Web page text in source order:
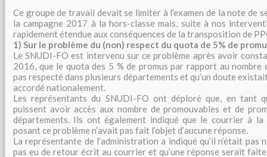
Ce groupe de travail devait se limiter à l’examen de la note de
la campagne 2017 à la hors-classe mais, suite à nos
rapidement étendue aux conséquences de la transposition de
1) Sur le problème du (non) respect du quota de 5% de
Le SNUDI-FO est intervenu sur ce problème après avoir
2016, que le quota des 5 % de promus par rapport au nombre
pas respecté dans plusieurs départements et qu’un doute
accordé nationalement.
Les représentants du SNUDI-FO ont déploré que, en tant
puissent avoir accès aux nombre de promouvables et de
départements. Ils ont également indiqué que le courrier à la
posant ce problème n’avait pas fait l’objet d’aucune réponse.
La représentante de l’administration a indiqué qu’il n’était pas
pas eu de retour écrit au courrier et qu’une réponse serait faite